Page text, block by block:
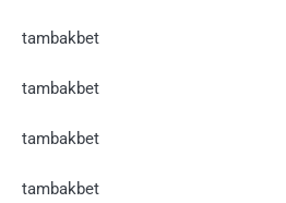
tambakbet
tambakbet
tambakbet
tambakbet